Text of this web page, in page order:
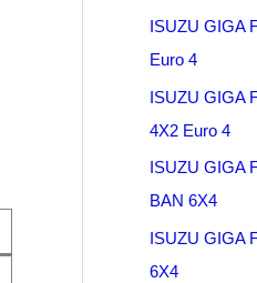
ISUZU GIGA
Euro 4
ISUZU GIGA
4X2 Euro 4
ISUZU GIGA
BAN 6X4
ISUZU GIGA
6X4